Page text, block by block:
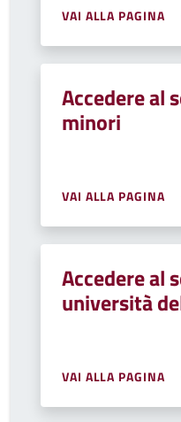
VAI ALLA PAGINA
Accedere al
minori
VAI ALLA PAGINA
Accedere al
università
VAI ALLA PAGINA